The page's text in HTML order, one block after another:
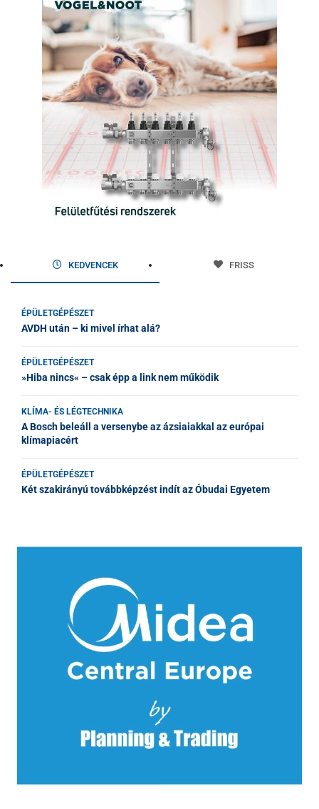
KEDVENCEK FRISS
ÉPÜLETGÉPÉSZET
AVDH után – ki mivel írhat alá?
ÉPÜLETGÉPÉSZET
»Hiba nincs« – csak épp a link nem működik
KLÍMA- ÉS LÉGTECHNIKA
A Bosch beleáll a versenybe az ázsiaiakkal az európai
klímapiacért
ÉPÜLETGÉPÉSZET
Két szakirányú továbbképzést indít az Óbudai Egyetem